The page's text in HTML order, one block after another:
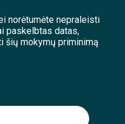
norėtumėte nepraleisti
paskelbtas datas,
šių mokymų priminimą